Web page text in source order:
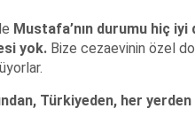
Mustafa’nın durumu hiç iyi
yok. Bize cezaevinin özel
Türkiyeden, her yerden